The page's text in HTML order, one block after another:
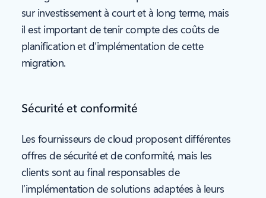
sur investissement à court et à long terme, mais
il est important de tenir compte des coûts de
planification et d’implémentation de cette
migration.
Sécurité et conformité
Les fournisseurs de cloud proposent différentes
offres de sécurité et de conformité, mais les
clients sont au final responsables de
l’implémentation de solutions adaptées à leurs